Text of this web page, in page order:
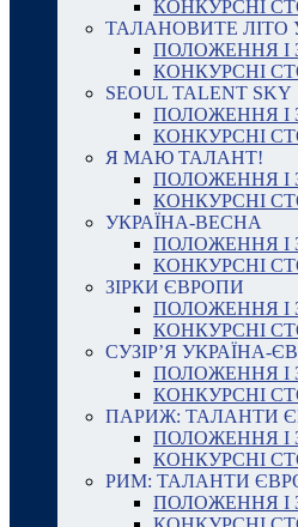
КОНКУРСНІ
ТАЛАНОВИТЕ ЛІТО
ПОЛОЖЕННЯ І
КОНКУРСНІ
SEOUL TALENT SKY
ПОЛОЖЕННЯ І
КОНКУРСНІ
Я МАЮ ТАЛАНТ!
ПОЛОЖЕННЯ І
КОНКУРСНІ
УКРАЇНА-ВЕСНА
ПОЛОЖЕННЯ І
КОНКУРСНІ
ЗІРКИ ЄВРОПИ
ПОЛОЖЕННЯ І
КОНКУРСНІ
СУЗІР’Я УКРАЇНА-
ПОЛОЖЕННЯ І
КОНКУРСНІ
ПАРИЖ: ТАЛАНТИ
ПОЛОЖЕННЯ І
КОНКУРСНІ
РИМ: ТАЛАНТИ
ПОЛОЖЕННЯ І